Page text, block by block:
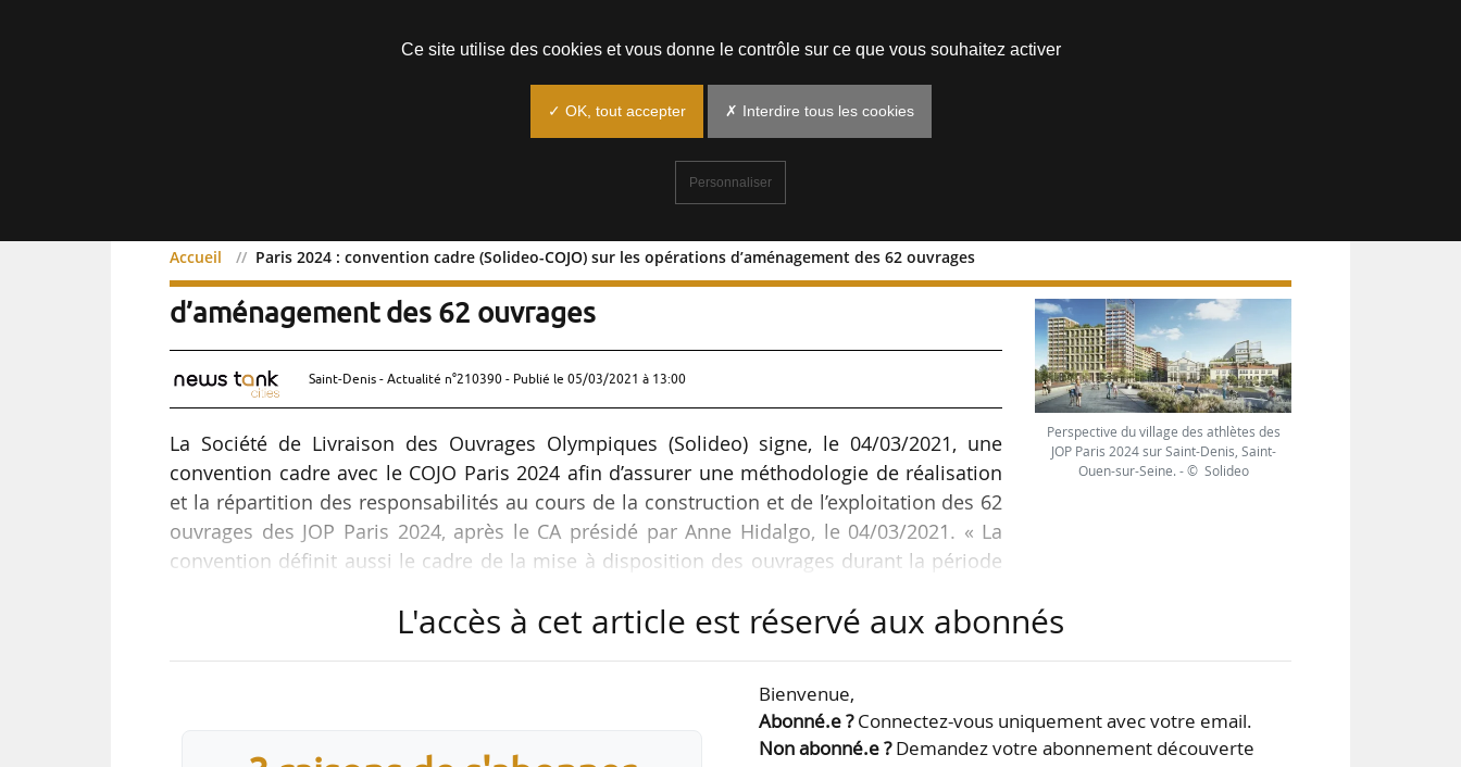
Accueil Paris 2024 : convention cadre (Solideo-COJO) sur les opérations d’aménagement des 62 ouvrages
Paris 2024 : convention cadre (Solideo-COJO) sur les opérations
d’aménagement des 62 ouvrages
Saint-Denis - Actualité n°210390 - Publié le 05/03/2021 à 13:00
La Société de Livraison des Ouvrages Olympiques (Solideo) signe, le 04/03/2021, une
convention cadre avec le COJO Paris 2024 afin d’assurer une méthodologie de réalisation
et la répartition des responsabilités au cours de la construction et de l’exploitation des 62
ouvrages des JOP Paris 2024, après le CA présidé par Anne Hidalgo, le 04/03/2021. « La
convention définit aussi le cadre de la mise à disposition des ouvrages durant la période
ouvrages pérennes construits par la Solideo et les maîtres d’ouvrage font face à un
Perspective du village des athlètes des
JOP Paris 2024 sur Saint-Denis, Saint-
Ouen-sur-Seine. - © Solideo
L'accès à cet article est réservé aux abonnés
Bienvenue,
Abonné.e ?Connectez-vous uniquement avec votre email.
Non abonné.e ?Demandez votre abonnement découverte
Ce site utilise des cookies et vous donne le contrôle sur ce que vous souhaitez activer
✓ OK, tout accepter ✗ Interdire tous les cookies
Personnaliser